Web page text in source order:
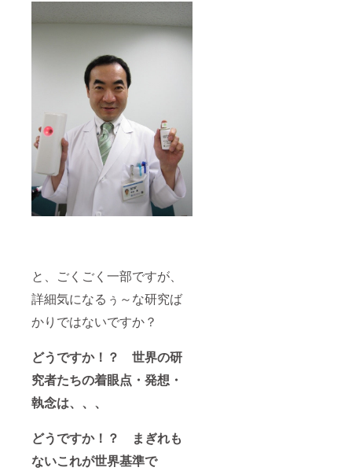
と、ごくごく一部ですが、
詳細気になるぅ～な研究ば
かりではないですか？
どうですか！？ 世界の研
究者たちの着眼点・発想・
執念は、、、
どうですか！？ まぎれも
ないこれが世界基準で